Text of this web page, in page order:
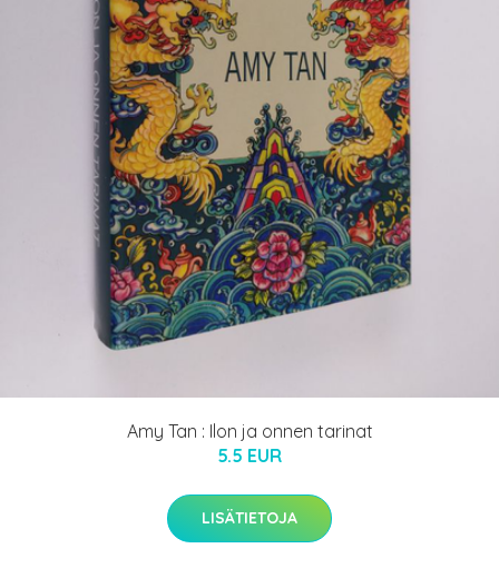
Amy Tan : Ilon ja onnen tarinat
5.5 EUR
LISÄTIETOJA